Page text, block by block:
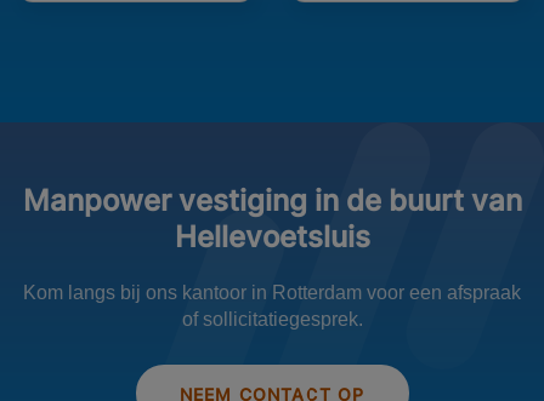
Manpower vestiging in de buurt van
Hellevoetsluis
Kom langs bij ons kantoor in Rotterdam voor een afspraak
of sollicitatiegesprek.
NEEM CONTACT OP